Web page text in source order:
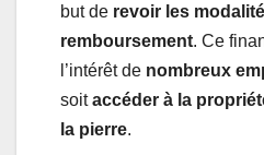
but de revoir les
remboursement. Ce
l’intérêt de nombreux
soitaccéder à la
la pierre.